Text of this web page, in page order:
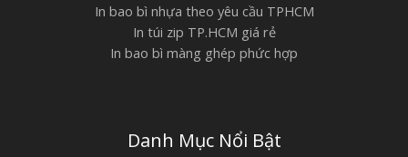
In bao bì nhựa theo yêu cầu TPHCM
In túi zip TP.HCM giá rẻ
In bao bì màng ghép phức hợp
Danh Mục Nổi Bật